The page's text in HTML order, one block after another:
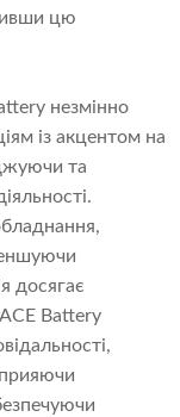
цю
незмінно
із акцентом на
та
досягає
Battery